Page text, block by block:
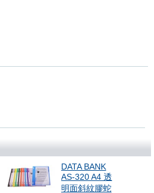
DATA BANK
AS-320 A4 透
明面斜紋膠蛇